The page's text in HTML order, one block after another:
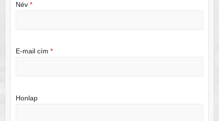
Név *
E-mail cím *
Honlap